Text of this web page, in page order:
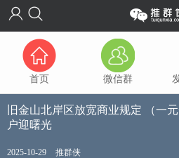
首页 微信群
旧金山北岸区放宽商业规定 （一
户迎曙光
2025-10-29 推群侠